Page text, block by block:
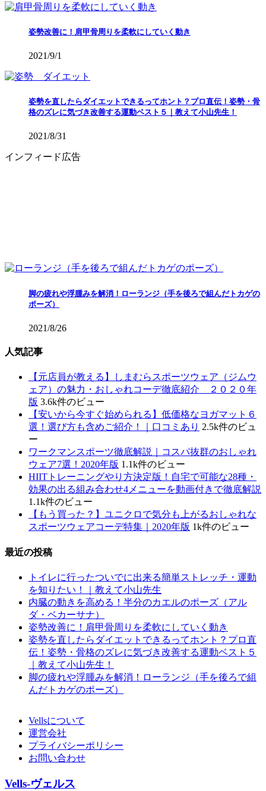
姿勢改善に！肩甲骨周りを柔軟にしていく動き
2021/9/1
姿勢を直したらダイエットできるってホント？プロ直伝！姿勢・骨
格のズレに気づき改善する運動ベスト５｜教えて小山先生！
2021/8/31
インフィード広告
脚の疲れや浮腫みを解消！ローランジ（手を後ろで組んだトカゲの
ポーズ）
2021/8/26
人気記事
【元店員が教える︎】しまむらスポーツウェア（ジムウ
ェア）の魅力・おしゃれコーデ徹底紹介 ２０２０年
版 3.6k件のビュー
【安いから今すぐ始められる】低価格なヨガマット６
選！選び方も含めご紹介！｜口コミあり 2.5k件のビュ
ー
ワークマンスポーツ徹底解説｜コスパ抜群のおしゃれ
ウェア7選！2020年版 1.1k件のビュー
HIITトレーニングやり方決定版！自宅で可能な28種・
効果の出る組み合わせ4メニューを動画付きで徹底解説
1.1k件のビュー
【もう買った？】ユニクロで気分も上がるおしゃれな
スポーツウェアコーデ特集｜2020年版 1k件のビュー
最近の投稿
トイレに行ったついでに出来る簡単ストレッチ・運動
を知りたい！｜教えて小山先生
内臓の動きを高める！半分のカエルのポーズ（アル
ダ・ベカーサナ）
姿勢改善に！肩甲骨周りを柔軟にしていく動き
姿勢を直したらダイエットできるってホント？プロ直
伝！姿勢・骨格のズレに気づき改善する運動ベスト５
｜教えて小山先生！
脚の疲れや浮腫みを解消！ローランジ（手を後ろで組
んだトカゲのポーズ）
Vellsについて
運営会社
プライバシーポリシー
お問い合わせ
Vells-ヴェルス